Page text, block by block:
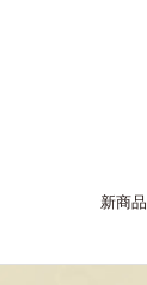
新商品